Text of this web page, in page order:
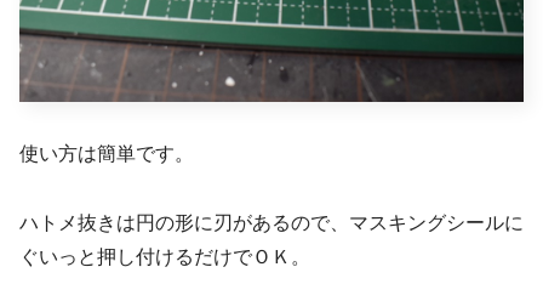
使い方は簡単です。
ハトメ抜きは円の形に刃があるので、マスキングシールに
ぐいっと押し付けるだけでＯＫ。